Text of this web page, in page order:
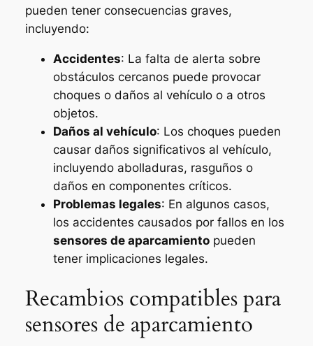
pueden tener consecuencias graves,
incluyendo:
Accidentes: La falta de alerta sobre
obstáculos cercanos puede provocar
choques o daños al vehículo o a otros
objetos.
Daños al vehículo: Los choques pueden
causar daños significativos al vehículo,
incluyendo abolladuras, rasguños o
daños en componentes críticos.
Problemas legales: En algunos casos,
los accidentes causados por fallos en los
sensores de aparcamientopueden
tener implicaciones legales.
Recambios compatibles para
sensores de aparcamiento